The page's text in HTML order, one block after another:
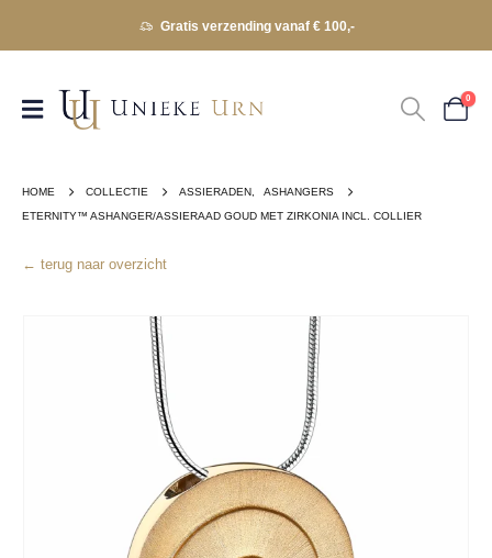
Gratis verzending vanaf € 100,-
0
HOME COLLECTIE ASSIERADEN
ASHANGERS
ETERNITY™ ASHANGER/ASSIERAAD GOUD MET ZIRKONIA INCL. COLLIER
← terug naar overzicht